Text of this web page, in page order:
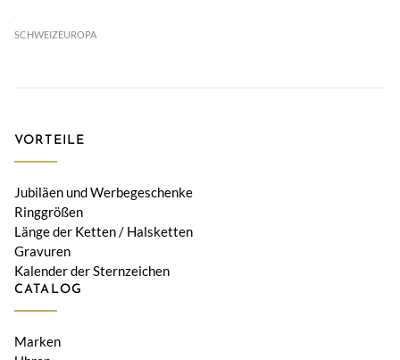
SCHWEIZEUROPA
VORTEILE
Jubiläen und Werbegeschenke
Ringgrößen
Länge der Ketten / Halsketten
Gravuren
Kalender der Sternzeichen
CATALOG
Marken